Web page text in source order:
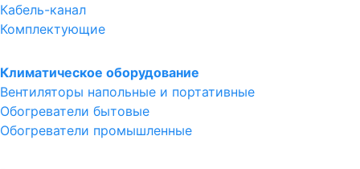
Кабель-канал
Комплектующие
Климатическое оборудование
Вентиляторы напольные и портативные
Обогреватели бытовые
Обогреватели промышленные